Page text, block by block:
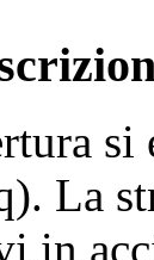
si
La
in